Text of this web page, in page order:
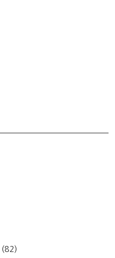
(82)